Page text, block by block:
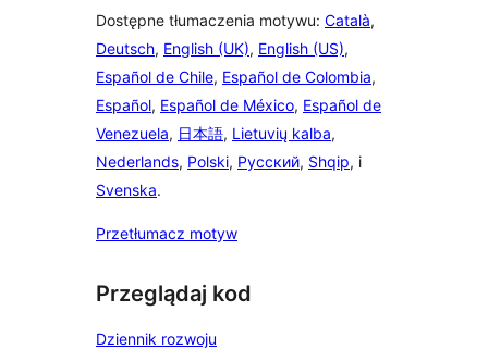
Dostępne tłumaczenia motywu: Català,
Deutsch, English (UK), English (US),
Español de Chile, Español de Colombia,
Español, Español de México, Español de
Venezuela, 日本語, Lietuvių kalba,
Nederlands, Polski, Русский, Shqip, i
Svenska.
Przetłumacz motyw
Przeglądaj kod
Dziennik rozwoju